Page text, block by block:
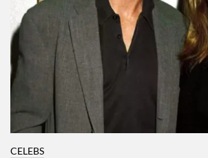
CELEBS